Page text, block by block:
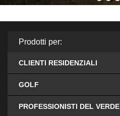
Prodotti per:
CLIENTI RESIDENZIALI
GOLF
PROFESSIONISTI DEL VERDE